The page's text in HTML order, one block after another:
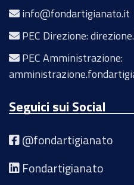
info@fondartigianato.it
PEC Direzione:
PEC Amministrazione:
Seguici sui Social
@fondartigianato
Fondartigianato